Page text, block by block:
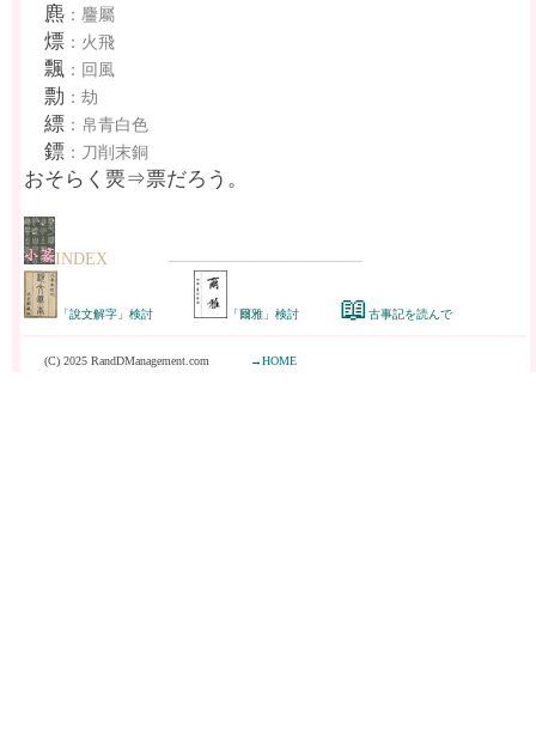
麃 ：麠屬
熛 ：火飛
飄 ：回風
勡 ：劫
縹 ：帛青白色
鏢 ：刀削末銅
おそらく㶾⇒票だろう。
INDEX ------------------------------------------------------
「說文解字」検討 「爾雅」検討 📖 古事記を読んで
(C) 2025 RandDManagement.com →HOME